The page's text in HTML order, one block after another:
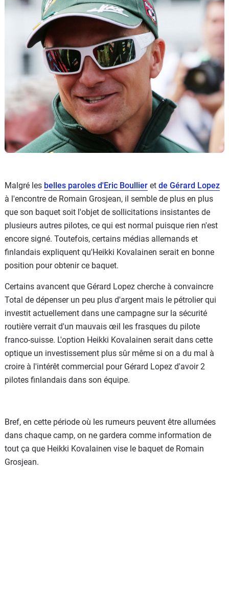
Forum
Marques
Malgré les belles paroles d'Eric Boullier et de Gérard Lopez
à l'encontre de Romain Grosjean, il semble de plus en plus
que son baquet soit l'objet de sollicitations insistantes de
plusieurs autres pilotes, ce qui est normal puisque rien n'est
encore signé. Toutefois, certains médias allemands et
finlandais expliquent qu'Heikki Kovalainen serait en bonne
position pour obtenir ce baquet.
Certains avancent que Gérard Lopez cherche à convaincre
Total de dépenser un peu plus d'argent mais le pétrolier qui
investit actuellement dans une campagne sur la sécurité
routière verrait d'un mauvais œil les frasques du pilote
franco-suisse. L'option Heikki Kovalainen serait dans cette
optique un investissement plus sûr même si on a du mal à
croire à l'intérêt commercial pour Gérard Lopez d'avoir 2
pilotes finlandais dans son équipe.
Bref, en cette période où les rumeurs peuvent être allumées
dans chaque camp, on ne gardera comme information de
tout ça que Heikki Kovalainen vise le baquet de Romain
Grosjean.